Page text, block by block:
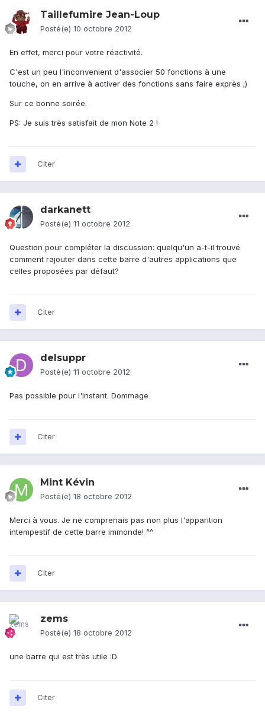
Taillefumire Jean-Loup
Posté(e) 10 octobre 2012
En effet, merci pour votre réactivité.
C'est un peu l'inconvenient d'associer 50 fonctions à une
touche, on en arrive à activer des fonctions sans faire exprès ;)
Sur ce bonne soirée.
PS: Je suis très satisfait de mon Note 2 !
Citer
darkanett
Posté(e) 11 octobre 2012
Question pour compléter la discussion: quelqu'un a-t-il trouvé
comment rajouter dans cette barre d'autres applications que
celles proposées par défaut?
Citer
delsuppr
Posté(e) 11 octobre 2012
Pas possible pour l'instant. Dommage
Citer
Mint Kévin
Posté(e) 18 octobre 2012
Merci à vous. Je ne comprenais pas non plus l'apparition
intempestif de cette barre immonde! ^^
Citer
zems
Posté(e) 18 octobre 2012
une barre qui est très utile :D
Citer